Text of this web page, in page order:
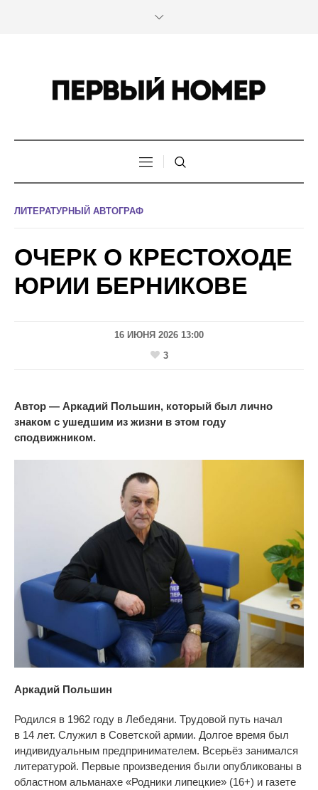
ЛИТЕРАТУРНЫЙ АВТОГРАФ
ОЧЕРК О КРЕСТОХОДЕ
ЮРИИ БЕРНИКОВЕ
16 ИЮНЯ 2026 13:00
3
Автор — Аркадий Польшин, который был лично
знаком с ушедшим из жизни в этом году
сподвижником.
Аркадий Польшин
Родился в 1962 году в Лебедяни. Трудовой путь начал
в 14 лет. Служил в Советской армии. Долгое время был
индивидуальным предпринимателем. Всерьёз занимался
литературой. Первые произведения были опубликованы в
областном альманахе «Родники липецкие» (16+) и газете